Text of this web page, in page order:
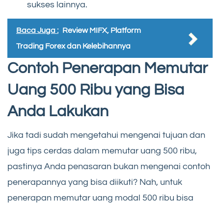
sukses lainnya.
Baca Juga : Review MIFX, Platform
Trading Forex dan Kelebihannya
Contoh Penerapan Memutar
Uang 500 Ribu yang Bisa
Anda Lakukan
Jika tadi sudah mengetahui mengenai tujuan dan
juga tips cerdas dalam memutar uang 500 ribu,
pastinya Anda penasaran bukan mengenai contoh
penerapannya yang bisa diikuti? Nah, untuk
penerapan memutar uang modal 500 ribu bisa